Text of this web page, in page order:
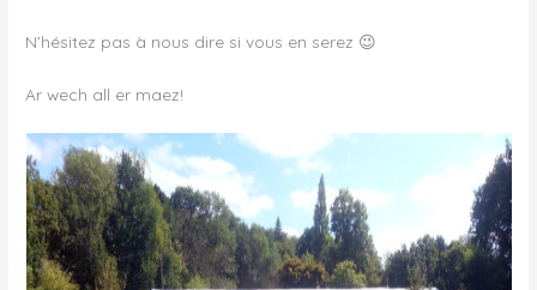
N’hésitez pas à nous dire si vous en serez 😉
Ar wech all er maez!